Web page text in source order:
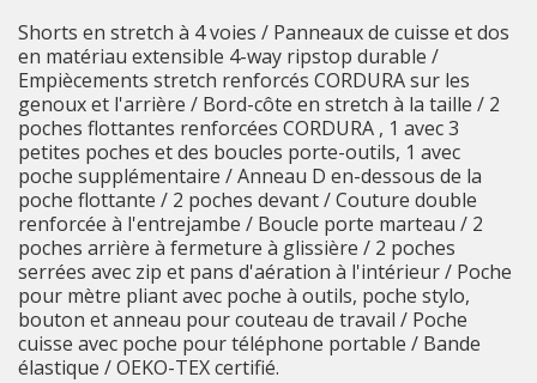
Shorts en stretch à 4 voies / Panneaux de cuisse et dos
en matériau extensible 4-way ripstop durable /
Empiècements stretch renforcés CORDURA sur les
genoux et l'arrière / Bord-côte en stretch à la taille / 2
poches flottantes renforcées CORDURA , 1 avec 3
petites poches et des boucles porte-outils, 1 avec
poche supplémentaire / Anneau D en-dessous de la
poche flottante / 2 poches devant / Couture double
renforcée à l'entrejambe / Boucle porte marteau / 2
poches arrière à fermeture à glissière / 2 poches
serrées avec zip et pans d'aération à l'intérieur / Poche
pour mètre pliant avec poche à outils, poche stylo,
bouton et anneau pour couteau de travail / Poche
cuisse avec poche pour téléphone portable / Bande
élastique / OEKO-TEX certifié.